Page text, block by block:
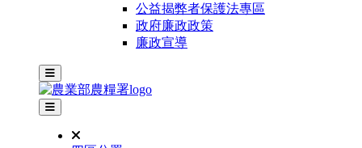
公益揭弊者保護法專區
政府廉政政策
廉政宣導
主選單
其他網站選單